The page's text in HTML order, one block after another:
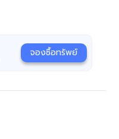
จองซื้อทรัพย์